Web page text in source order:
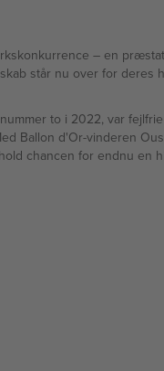
– en
står nu over for deres
to i 2022, var
Ballon d'Or-vinderen
chancen for endnu en